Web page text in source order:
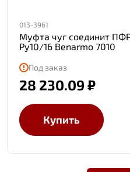
013-3961
Муфта чуг соединит
Ру10/16 Benarmo 7010
Под заказ
28 230.09 ₽
Купить